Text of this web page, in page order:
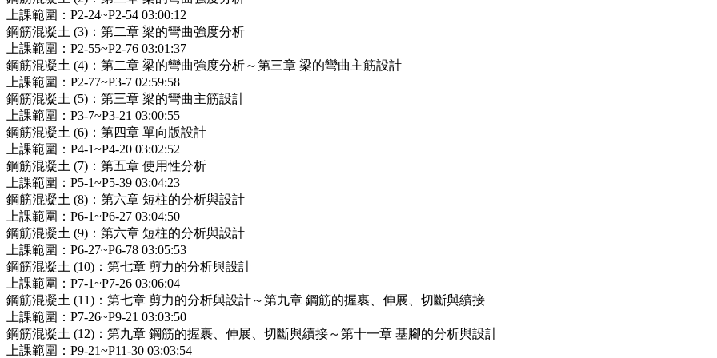
上課範圍：P2-24~P2-54 03:00:12
鋼筋混凝土 (3)：第二章 梁的彎曲強度分析
上課範圍：P2-55~P2-76 03:01:37
鋼筋混凝土 (4)：第二章 梁的彎曲強度分析～第三章 梁的彎曲主筋設計
上課範圍：P2-77~P3-7 02:59:58
鋼筋混凝土 (5)：第三章 梁的彎曲主筋設計
上課範圍：P3-7~P3-21 03:00:55
鋼筋混凝土 (6)：第四章 單向版設計
上課範圍：P4-1~P4-20 03:02:52
鋼筋混凝土 (7)：第五章 使用性分析
上課範圍：P5-1~P5-39 03:04:23
鋼筋混凝土 (8)：第六章 短柱的分析與設計
上課範圍：P6-1~P6-27 03:04:50
鋼筋混凝土 (9)：第六章 短柱的分析與設計
上課範圍：P6-27~P6-78 03:05:53
鋼筋混凝土 (10)：第七章 剪力的分析與設計
上課範圍：P7-1~P7-26 03:06:04
鋼筋混凝土 (11)：第七章 剪力的分析與設計～第九章 鋼筋的握裹、伸展、切斷與續接
上課範圍：P7-26~P9-21 03:03:50
鋼筋混凝土 (12)：第九章 鋼筋的握裹、伸展、切斷與續接～第十一章 基腳的分析與設計
上課範圍：P9-21~P11-30 03:03:54